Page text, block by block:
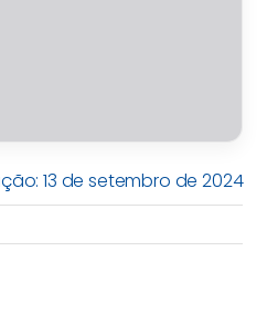
13 de setembro de 2024